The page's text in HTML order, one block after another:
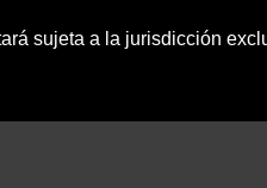
sujeta a la jurisdicción